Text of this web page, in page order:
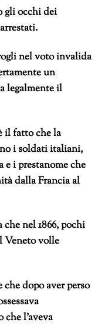
gli occhi dei
nel voto invalida
un
legalmente il
il fatto che la
i soldati italiani,
e i prestanome che
dalla Francia al
nel 1866, pochi
Veneto volle
dopo aver perso
l’aveva